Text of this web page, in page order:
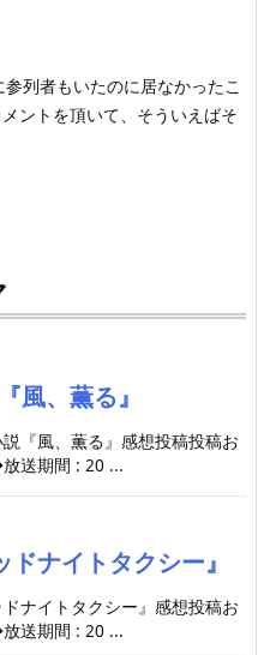
列者もいたのに居なかったこ
ントを頂いて、そういえばそ
風、薫る』
『風、薫る』感想投稿投稿お
送期間 : 20 ...
ナイトタクシー』
ナイトタクシー』感想投稿お
送期間 : 20 ...